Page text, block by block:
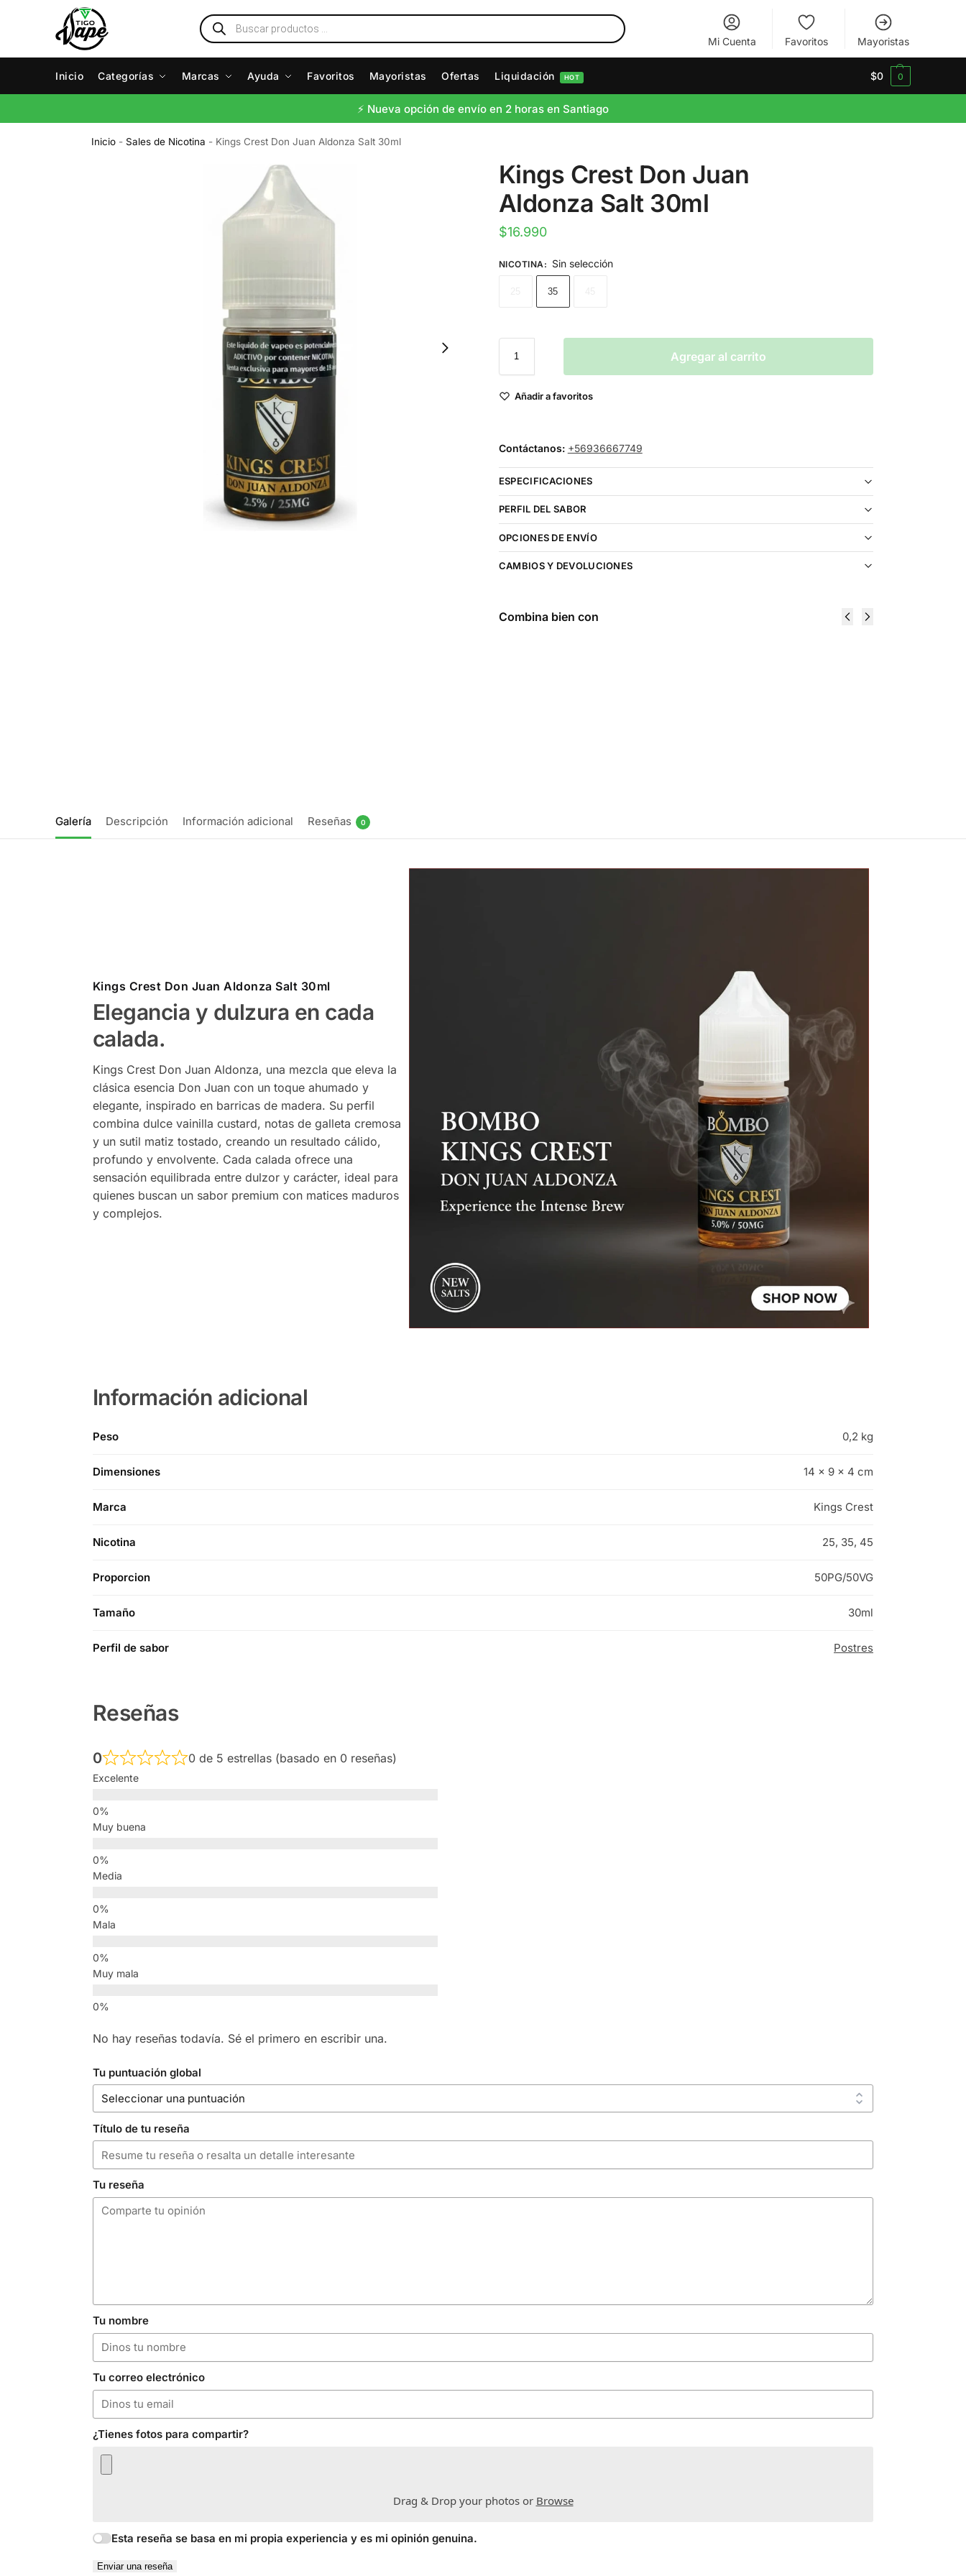
Mi Cuenta Favoritos Mayoristas
Inicio Categorías Marcas Ayuda Favoritos Mayoristas Ofertas Liquidación HOT $0 0
⚡️ Nueva opción de envío en 2 horas en Santiago
Inicio -Sales de Nicotina - Kings Crest Don Juan Aldonza Salt 30ml
Kings Crest Don Juan
Aldonza Salt 30ml
$16.990
NICOTINA : Sin selección
35
Agregar al carrito
Añadir a favoritos
Contáctanos: +56936667749
ESPECIFICACIONES
PERFIL DEL SABOR
OPCIONES DE ENVÍO
CAMBIOS Y DEVOLUCIONES
Combina bien con
Galería Descripción Información adicional Reseñas 0
Kings Crest Don Juan Aldonza Salt 30ml
Elegancia y dulzura en cada
calada.
Kings Crest Don Juan Aldonza, una mezcla que eleva la
clásica esencia Don Juan con un toque ahumado y
elegante, inspirado en barricas de madera. Su perfil
combina dulce vainilla custard, notas de galleta cremosa
y un sutil matiz tostado, creando un resultado cálido,
profundo y envolvente. Cada calada ofrece una
sensación equilibrada entre dulzor y carácter, ideal para
quienes buscan un sabor premium con matices maduros
y complejos.
Información adicional
Peso 0,2 kg
Dimensiones 14 × 9 × 4 cm
Marca Kings Crest
Nicotina 25, 35, 45
Proporcion 50PG/50VG
Tamaño 30ml
Perfil de sabor Postres
Reseñas
0 0 de 5 estrellas (basado en 0 reseñas)
Excelente
Muy buena
Media
Mala
Muy mala
No hay reseñas todavía. Sé el primero en escribir una.
Tu puntuación global
Título de tu reseña
Tu reseña
Tu nombre
Tu correo electrónico
¿Tienes fotos para compartir?
Drag & Drop your photos or Browse
Esta reseña se basa en mi propia experiencia y es mi opinión genuina.
Enviar una reseña